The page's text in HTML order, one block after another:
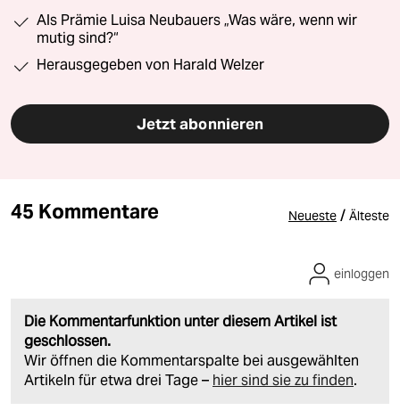
Als Prämie Luisa Neubauers „Was wäre, wenn wir
mutig sind?“
Herausgegeben von Harald Welzer
Jetzt abonnieren
45 Kommentare Neueste / Älteste
Die Kommentarfunktion unter diesem Artikel ist
geschlossen.
Wir öffnen die Kommentarspalte bei ausgewählten
Artikeln für etwa drei Tage – hier sind sie zu finden.
einloggen